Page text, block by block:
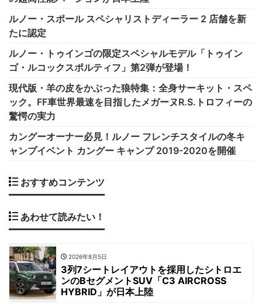
ルノー・スポール スペシャリストディーラー 2 店舗を新
たに認定
ルノー・トゥインゴの限定スペシャルモデル「トゥイン
ゴ・ルコックスポルティフ」第2弾が登場！
現代版・羊の皮をかぶった狼特集：全身サーキット・スペ
ック。FF車世界最速を目指したメガーヌR.S.トロフィーの
驚愕の実力
カングーオーナー必見！ルノー フレンチスタイルの冬キ
ャンプイベント カングー キャンプ 2019-2020を開催
おすすめコンテンツ
あわせて読みたい！
2026年8月5日
3列7シートレイアウトを採用したシトロエ
ンのBセグメントSUV「C3 AIRCROSS
HYBRID」が日本上陸